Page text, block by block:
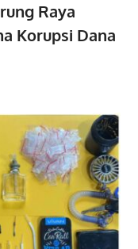
Raya
Korupsi Dana